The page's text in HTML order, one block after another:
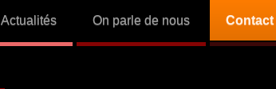
Actualités On parle de nous Contact